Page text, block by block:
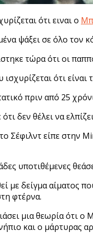
ότι ειναι ο
ψάξει σε όλο τον
τώρα ότι οι
ότι
πριν από 25
δεν θέλει να
Σέφιλντ είπε στην
υποτιθέμενες
με δείγμα αίματος
φτέρνα.
μια θεωρία ότι
και ο μάρτυρας